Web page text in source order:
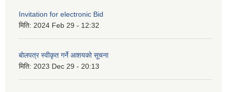
Invitation for electronic Bid
मिति: 2024 Feb 29 - 12:32
बोलपत्र स्वीकृत गर्ने आशयको सूचना
मिति: 2023 Dec 29 - 20:13